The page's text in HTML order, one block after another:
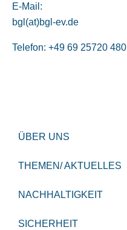
E-Mail:
bgl(at)bgl-ev.de
Telefon: +49 69 25720 480
ÜBER UNS
THEMEN/ AKTUELLES
NACHHALTIGKEIT
SICHERHEIT